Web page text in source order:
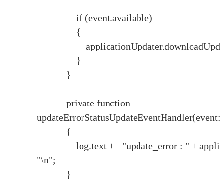
if (event.available)
{
}
}
private function
{
log.text += "update_error : " +
"\n";
}